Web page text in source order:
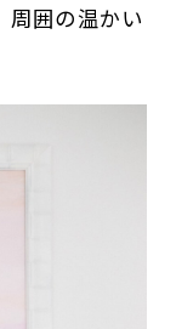
周囲の温かい